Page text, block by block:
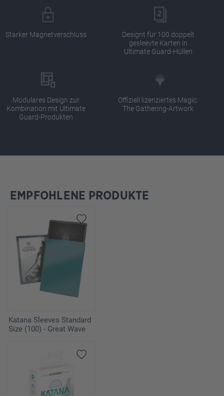
Starker Magnetverschluss
Designt für 100 doppelt
gesleevte Karten in
Ultimate Guard-Hüllen
Modulares Design zur
Kombination mit Ultimate
Guard-Produkten
Offiziell lizenziertes Magic:
The Gathering-Artwork
Produktgalerie überspringen
EMPFOHLENE PRODUKTE
Katana Sleeves Standard
Size (100) - Great Wave